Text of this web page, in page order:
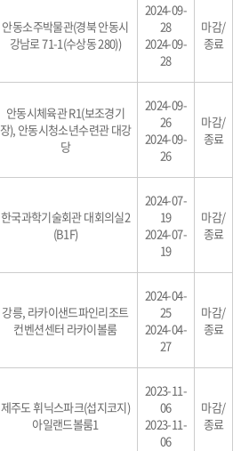
안동소주박물관(경북 안동시
강남로 71-1(수상동 280))
2024-09-
28
2024-09-
28
마감/
종료
안동시체육관 R1(보조경기
장), 안동시청소년수련관 대강
당
2024-09-
26
2024-09-
26
마감/
종료
한국과학기술회관 대회의실2
(B1F)
2024-07-
19
2024-07-
19
마감/
종료
강릉, 라카이샌드파인리조트
컨벤션센터 라카이볼룸
2024-04-
25
2024-04-
27
마감/
종료
제주도 휘닉스파크(섭지코지)
아일랜드볼룸1
2023-11-
06
2023-11-
06
마감/
종료